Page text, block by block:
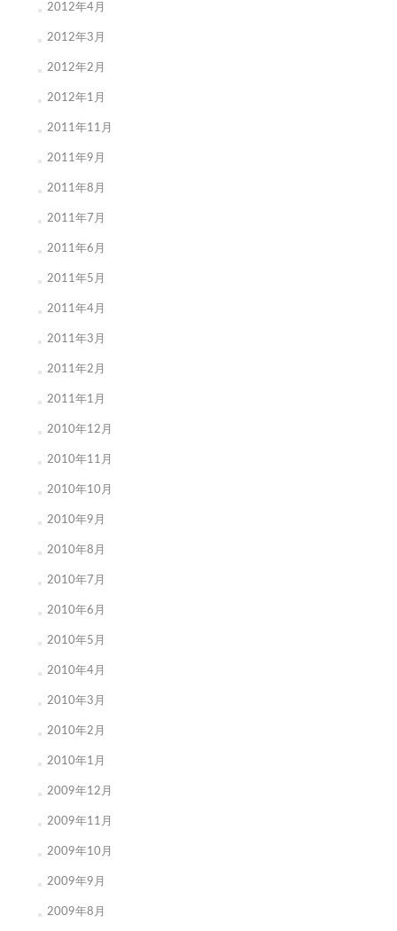
2012年4月
2012年3月
2012年2月
2012年1月
2011年11月
2011年9月
2011年8月
2011年7月
2011年6月
2011年5月
2011年4月
2011年3月
2011年2月
2011年1月
2010年12月
2010年11月
2010年10月
2010年9月
2010年8月
2010年7月
2010年6月
2010年5月
2010年4月
2010年3月
2010年2月
2010年1月
2009年12月
2009年11月
2009年10月
2009年9月
2009年8月